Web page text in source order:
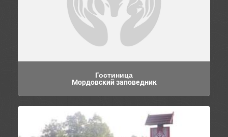
Гостиница
Мордовский заповедник